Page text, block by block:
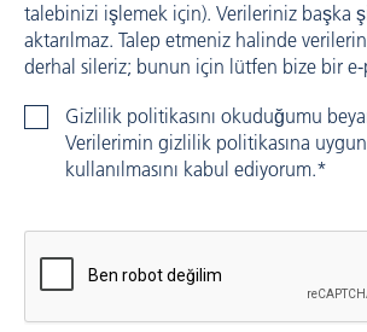
talebinizi işlemek için). Verileriniz başka
aktarılmaz. Talep etmeniz halinde
derhal sileriz; bunun için lütfen bize bir
Gizlilik politikasını okuduğumu
Verilerimin gizlilik politikasına
kullanılmasını kabul ediyorum.*